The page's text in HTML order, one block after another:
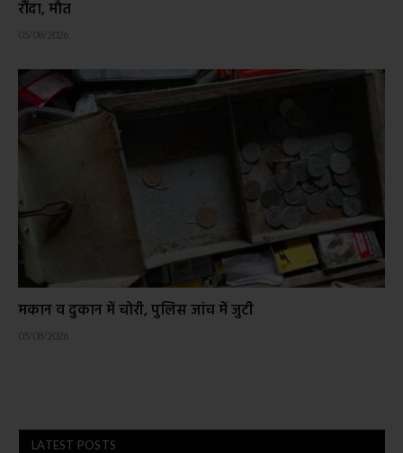
रौंदा, मौत
05/08/2026
मकान व दुकान में चोरी, पुलिस जांच में जुटी
05/08/2026
LATEST POSTS